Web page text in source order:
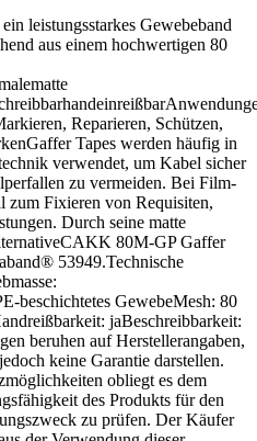
leistungsstarkes Gewebeband
aus einem hochwertigen 80
Reparieren, Schützen,
Tapes werden häufig in
verwendet, um Kabel sicher
zu vermeiden. Bei Film-
zum Fixieren von Requisiten,
Durch seine matte
80M-GP Gaffer
53949.Technische
beschichtetes GewebeMesh: 80
jaBeschreibbarkeit:
beruhen auf Herstellerangaben,
keine Garantie darstellen.
obliegt es dem
des Produkts für den
zu prüfen. Der Käufer